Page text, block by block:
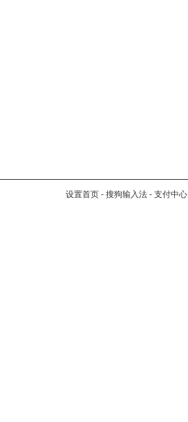
设置首页 - 搜狗输入法 - 支付中心